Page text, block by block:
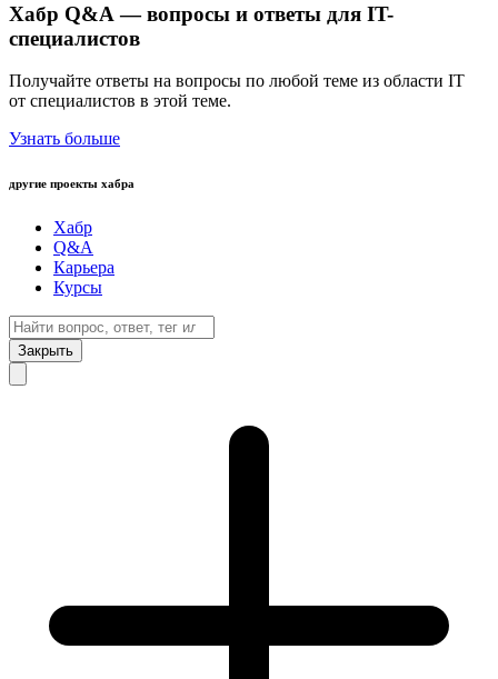
Хабр Q&A — вопросы и ответы для IT-
специалистов
Получайте ответы на вопросы по любой теме из области IT
от специалистов в этой теме.
Узнать больше
другие проекты хабра
Хабр
Q&A
Карьера
Курсы
Закрыть